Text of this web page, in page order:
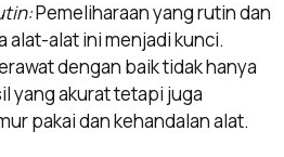
Pemeliharaan yang rutin dan
alat-alat ini menjadi kunci.
dengan baik tidak hanya
yang akurat tetapi juga
pakai dan kehandalan alat.